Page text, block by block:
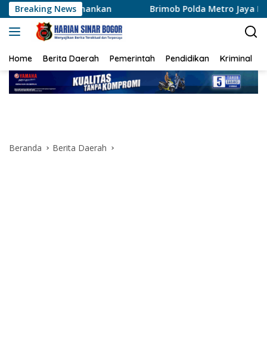
Langsung
ke
konten
Breaking NewsBrimob Polda Metro Jaya Bubarkan Balap
Home Berita Daerah Pemerintah Pendidikan Kriminal
Beranda Berita Daerah